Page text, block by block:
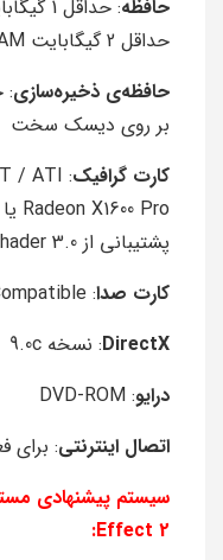
حافظه
حداقل 2 گیگابایت RAM (برای ویندوز ویستا و 7)
حافظه‌ی ذخیره‌سازی
بر روی دیسک سخت
کارت گرافیک / ATI
پشتیبانی از Pixel Shader 3.0
کارت صدا: DirectX 9.0c Compatible
DirectX: نسخه 9.0c
درایو: DVD-ROM
اتصال اینترنتی: برای
سیستم پیشنهادی
Effect 2: